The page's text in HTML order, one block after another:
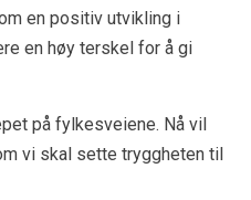
en positiv utvikling i
en høy terskel for å gi
på fylkesveiene. Nå vil
vi skal sette tryggheten til